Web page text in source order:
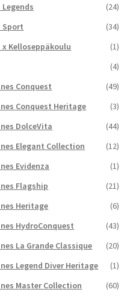
(24)
Sport
(34)
Kelloseppäkoulu
(1)
(4)
Conquest
(49)
Conquest Heritage
(3)
DolceVita
(44)
Elegant Collection
(12)
Evidenza
(1)
Flagship
(21)
Heritage
(6)
HydroConquest
(43)
La Grande Classique
(20)
Legend Diver Heritage
(1)
Master Collection
(60)